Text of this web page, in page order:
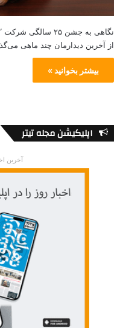
نگاهی به جشن ۲۵
از آخرین دیدارمان چند ماهی‌
بیشتر بخوانید »
اپلیکیشن مجله تیتر
آخرین